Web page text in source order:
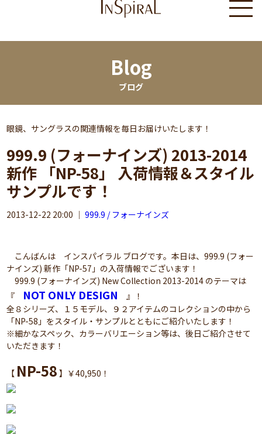
Blog
ブログ
眼鏡、サングラスの関連情報を毎日お届けいたします！
999.9 (フォーナインズ) 2013-2014
新作 「NP-58」 入荷情報＆スタイル
サンプルです！
2013-12-22 20:00 ｜999.9 / フォーナインズ
こんばんは インスパイラル ブログです。本日は、999.9 (フォー
ナインズ) 新作「NP-57」の入荷情報でございます！
999.9 (フォーナインズ) New Collection 2013-2014 のテーマは
『 NOT ONLY DESIGN
』！
全８シリーズ、１５モデル、９２アイテムのコレクションの中から
「NP-58」をスタイル・サンプルとともにご紹介いたします！
※細かなスペック、カラーバリエーション等は、後日ご紹介させて
いただきます！
【 NP-58 】￥40,950！